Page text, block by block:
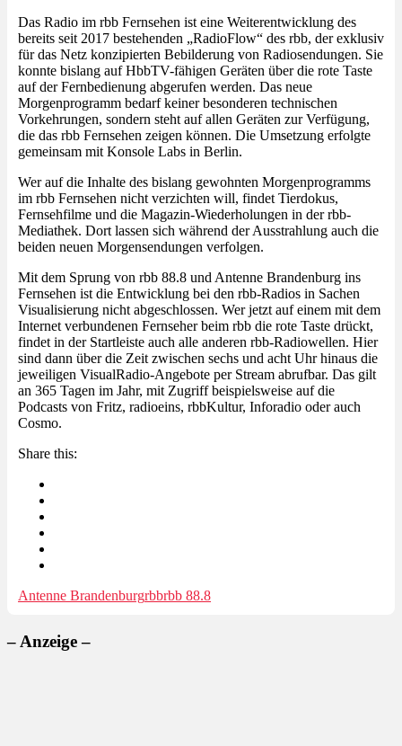
Das Radio im rbb Fernsehen ist eine Weiterentwicklung des
bereits seit 2017 bestehenden „RadioFlow“ des rbb, der exklusiv
für das Netz konzipierten Bebilderung von Radiosendungen. Sie
konnte bislang auf HbbTV-fähigen Geräten über die rote Taste
auf der Fernbedienung abgerufen werden. Das neue
Morgenprogramm bedarf keiner besonderen technischen
Vorkehrungen, sondern steht auf allen Geräten zur Verfügung,
die das rbb Fernsehen zeigen können. Die Umsetzung erfolgte
gemeinsam mit Konsole Labs in Berlin.
Wer auf die Inhalte des bislang gewohnten Morgenprogramms
im rbb Fernsehen nicht verzichten will, findet Tierdokus,
Fernsehfilme und die Magazin-Wiederholungen in der rbb-
Mediathek. Dort lassen sich während der Ausstrahlung auch die
beiden neuen Morgensendungen verfolgen.
Mit dem Sprung von rbb 88.8 und Antenne Brandenburg ins
Fernsehen ist die Entwicklung bei den rbb-Radios in Sachen
Visualisierung nicht abgeschlossen. Wer jetzt auf einem mit dem
Internet verbundenen Fernseher beim rbb die rote Taste drückt,
findet in der Startleiste auch alle anderen rbb-Radiowellen. Hier
sind dann über die Zeit zwischen sechs und acht Uhr hinaus die
jeweiligen VisualRadio-Angebote per Stream abrufbar. Das gilt
an 365 Tagen im Jahr, mit Zugriff beispielsweise auf die
Podcasts von Fritz, radioeins, rbbKultur, Inforadio oder auch
Cosmo.
Share this:
Antenne Brandenburgrbbrbb 88.8
– Anzeige –